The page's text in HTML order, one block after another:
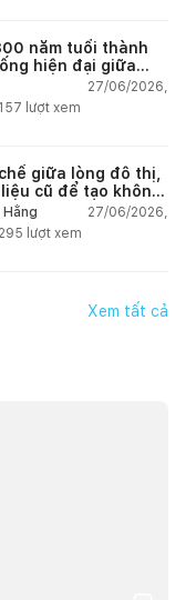
năm tuổi thành
hiện đại giữa
27/06/2026,
lượt xem
giữa lòng đô thị,
cũ để tạo không
hoạt
Hằng
27/06/2026,
lượt xem
Xem tất cả